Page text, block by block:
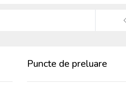
Puncte de preluare